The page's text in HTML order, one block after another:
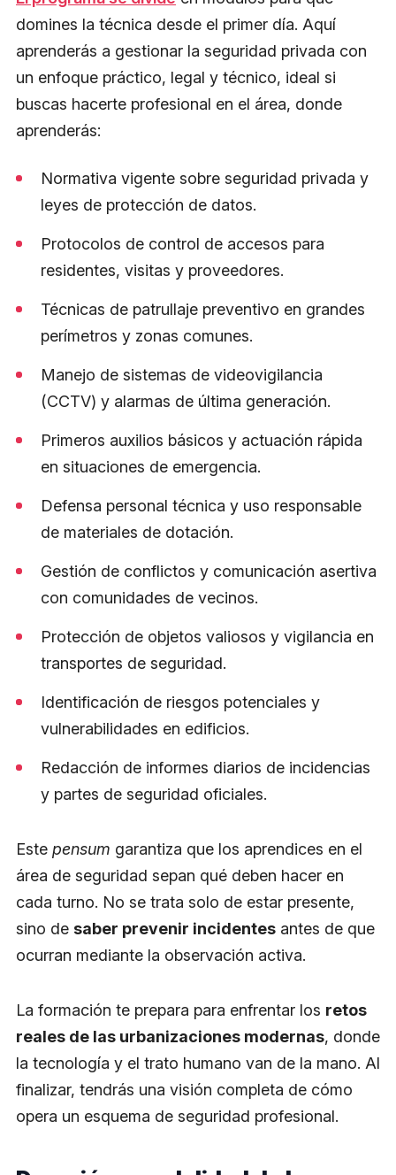
domines la técnica desde el primer día. Aquí
aprenderás a gestionar la seguridad privada con
un enfoque práctico, legal y técnico, ideal si
buscas hacerte profesional en el área, donde
aprenderás:
Normativa vigente sobre seguridad privada y
leyes de protección de datos.
Protocolos de control de accesos para
residentes, visitas y proveedores.
Técnicas de patrullaje preventivo en grandes
perímetros y zonas comunes.
Manejo de sistemas de videovigilancia
(CCTV) y alarmas de última generación.
Primeros auxilios básicos y actuación rápida
en situaciones de emergencia.
Defensa personal técnica y uso responsable
de materiales de dotación.
Gestión de conflictos y comunicación asertiva
con comunidades de vecinos.
Protección de objetos valiosos y vigilancia en
transportes de seguridad.
Identificación de riesgos potenciales y
vulnerabilidades en edificios.
Redacción de informes diarios de incidencias
y partes de seguridad oficiales.
Este pensum garantiza que los aprendices en el
área de seguridad sepan qué deben hacer en
cada turno. No se trata solo de estar presente,
sino de saber prevenir incidentes antes de que
ocurran mediante la observación activa.
La formación te prepara para enfrentar los retos
reales de las urbanizaciones modernas, donde
la tecnología y el trato humano van de la mano. Al
finalizar, tendrás una visión completa de cómo
opera un esquema de seguridad profesional.